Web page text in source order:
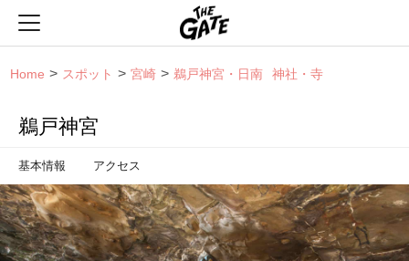
Home スポット 宮崎 鵜戸神宮・日南 神社・寺
鵜戸神宮
基本情報 アクセス